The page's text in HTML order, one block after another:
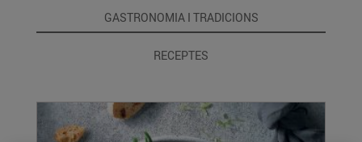
GASTRONOMIA I TRADICIONS
RECEPTES